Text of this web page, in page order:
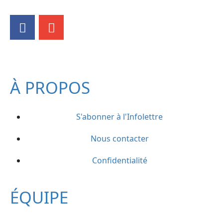
À PROPOS
S'abonner à l'Infolettre
Nous contacter
Confidentialité
ÉQUIPE